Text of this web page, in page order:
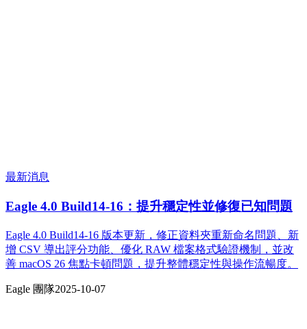
最新消息
Eagle 4.0 Build14-16：提升穩定性並修復已知問題
Eagle 4.0 Build14-16 版本更新，修正資料夾重新命名問題、新
增 CSV 導出評分功能、優化 RAW 檔案格式驗證機制，並改
善 macOS 26 焦點卡頓問題，提升整體穩定性與操作流暢度。
Eagle 團隊2025-10-07